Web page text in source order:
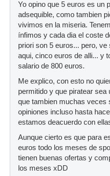
Yo opino que 5 euros es un
adsequible, como tambien
vivimos en la miseria.
ínfimos y cada dia el coste
priori son 5 euros... pero,
aqui, cinco euros de alli... y
salario de 800 euros.
Me explico, con esto no
permitido y que piratear sea
que tambien muchas veces
opiniones incluso hasta
estamos deacuerdo con
Aunque cierto es que para
euros todo los meses de
tienen buenas ofertas y
los meses xDD